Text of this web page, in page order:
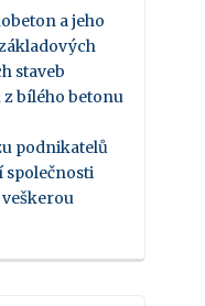
a jeho
staveb
z bílého betonu
podnikatelů
společnosti